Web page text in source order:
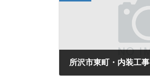
所沢市東町・内装工事